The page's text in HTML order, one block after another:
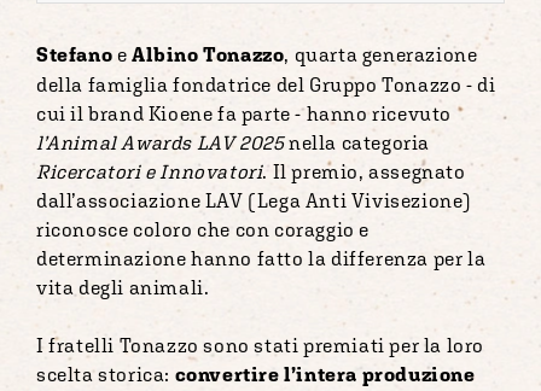
Stefano eAlbino Tonazzo, quarta generazione
della famiglia fondatrice del Gruppo Tonazzo - di
cui il brand Kioene fa parte - hanno ricevuto
l’Animal Awards LAV 2025nella categoria
Ricercatori e Innovatori. Il premio, assegnato
dall’associazione LAV (Lega Anti Vivisezione)
riconosce coloro che con coraggio e
determinazione hanno fatto la differenza per la
vita degli animali.
I fratelli Tonazzo sono stati premiati per la loro
scelta storica: convertire l’intera produzione